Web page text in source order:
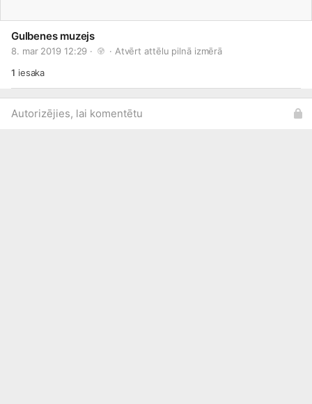
Gulbenes muzejs
8. mar 2019 12:29 · · Atvērt attēlu pilnā izmērā
1 iesaka
Autorizējies, lai komentētu